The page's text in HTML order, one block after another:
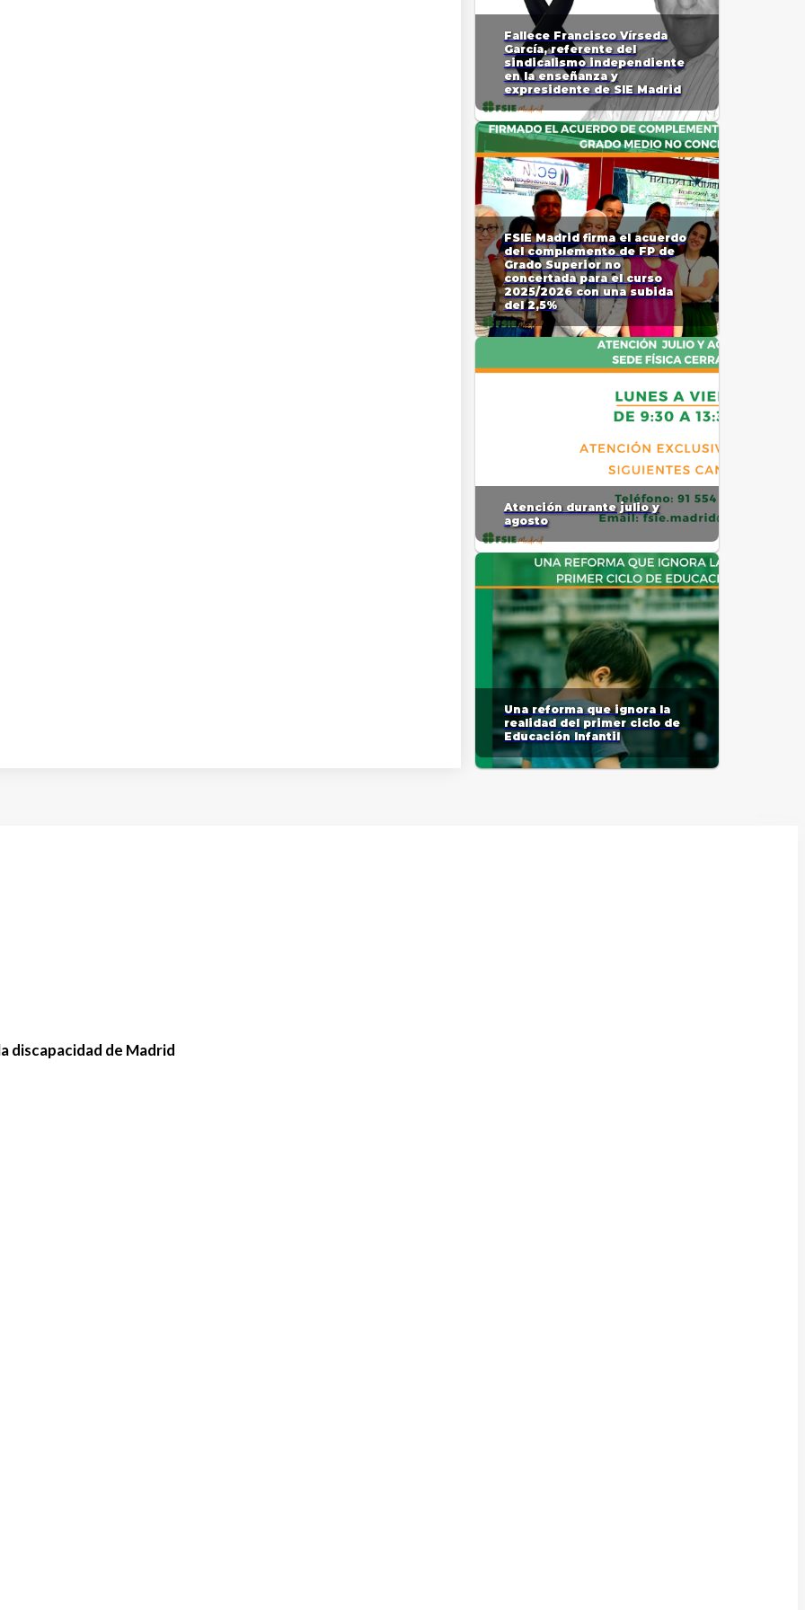
Fallece Francisco Vírseda
García, referente del
sindicalismo independiente
en la enseñanza y
expresidente de SIE Madrid
FSIE Madrid firma el acuerdo
del complemento de FP de
Grado Superior no
concertada para el curso
2025/2026 con una subida
del 2,5%
Atención durante julio y
agosto
Una reforma que ignora la
realidad del primer ciclo de
Educación Infantil
discapacidad de Madrid